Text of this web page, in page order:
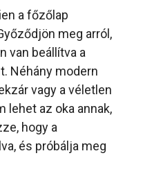
a főzőlap
meg arról,
van beállítva a
Néhány modern
vagy a véletlen
lehet az oka annak,
hogy a
és próbálja meg